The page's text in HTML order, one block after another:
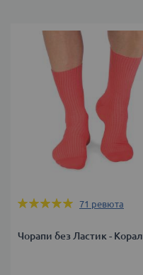
Оценка:
71 ревюта
Чорапи без Ластик - Корал